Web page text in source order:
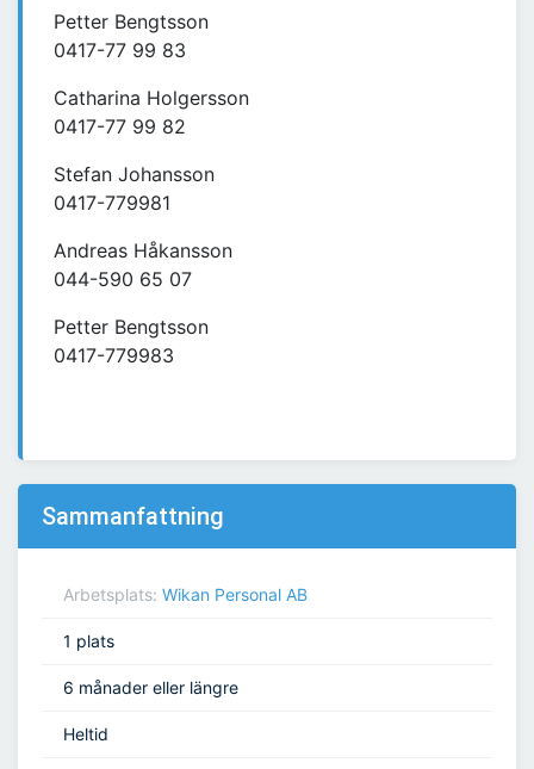
Petter Bengtsson
0417-77 99 83
Catharina Holgersson
0417-77 99 82
Stefan Johansson
0417-779981
Andreas Håkansson
044-590 65 07
Petter Bengtsson
0417-779983
Sammanfattning
Arbetsplats: Wikan Personal AB
1 plats
6 månader eller längre
Heltid